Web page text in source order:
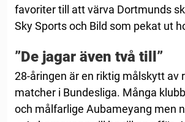
favoriter till att värva Dortmunds
Sky Sports och Bild som pekat ut
”De jagar även två till”
28-åringen är en riktig målskytt av
matcher i Bundesliga. Många
och målfarlige Aubameyang men